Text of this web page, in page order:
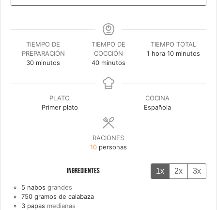
TIEMPO DE
PREPARACIÓN
30minutos
minutos
TIEMPO DE
COCCIÓN
40minutos
minutos
TIEMPO TOTAL
1 hora
hora 10minutos
minutos
PLATO
Primer plato
COCINA
Española
RACIONES
10 personas
INGREDIENTES 1x 2x 3x
5 nabos grandes
750 gramos de calabaza
3 papas medianas